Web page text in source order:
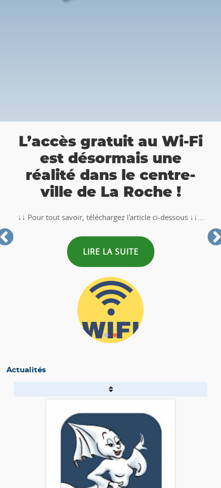
L’accès gratuit au Wi-Fi
est désormais une
réalité dans le centre-
ville de La Roche !
↓↓ Pour tout savoir, téléchargez l'article ci-dessous ↓↓...
LIRE LA SUITE
Actualités